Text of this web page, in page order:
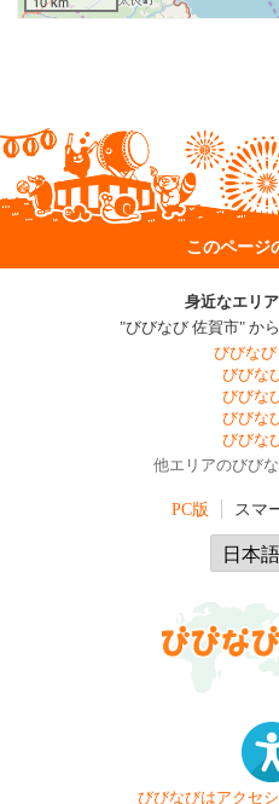
このページ
身近なエリ
"びびなび 佐賀市" か
びびな
びびな
びびな
びびな
びびな
他エリアのびび
PC版 スマ
びびなびはアクセ